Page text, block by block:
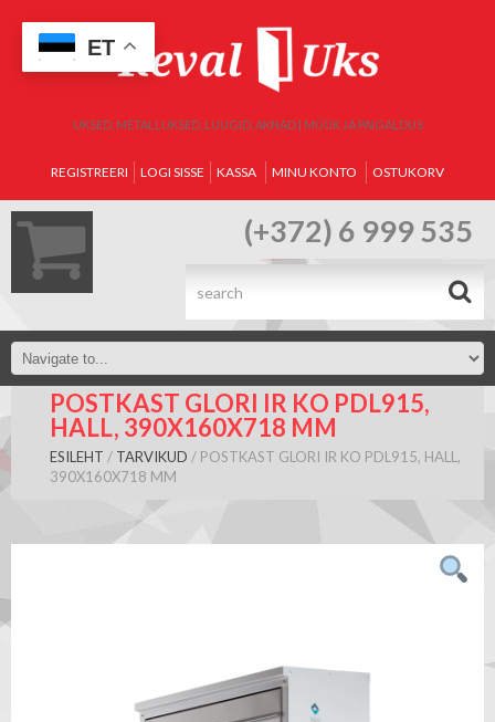
UKSED, METALLUKSED, LUUGID, AKNAD | MÜÜK JA PAIGALDUS
REGISTREERI LOGI SISSE KASSA MINU KONTO OSTUKORV
(+372) 6 999 535
POSTKAST GLORI IR KO PDL915,
HALL, 390X160X718 MM
ESILEHT / TARVIKUD / POSTKAST GLORI IR KO PDL915, HALL,
390X160X718 MM
ET